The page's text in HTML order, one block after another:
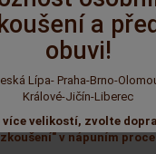
a
obuvi!
Lípa- Praha-Brno-
Králové-Jičín-Liberec
více velikostí, zvolte
v nápuním
1 490 Kč1 790 Kč